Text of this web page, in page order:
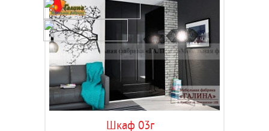
Шкаф 03г